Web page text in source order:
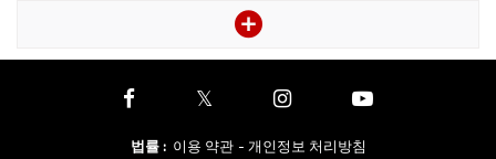
법률: 이용 약관 - 개인정보 처리방침